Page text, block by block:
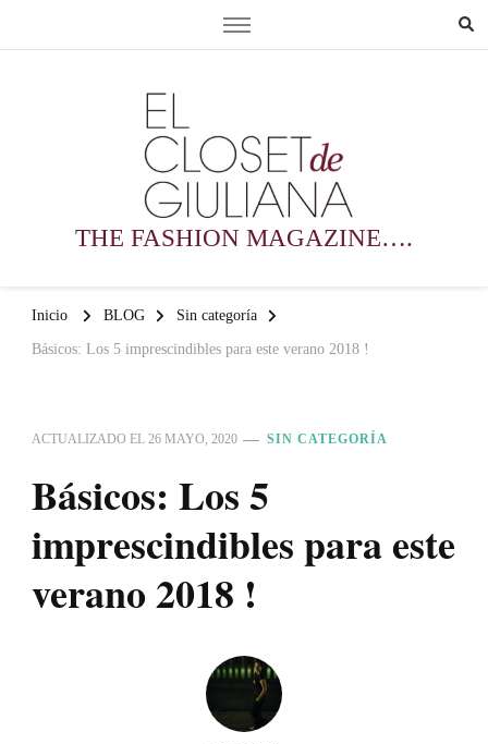
THE FASHION MAGAZINE….
Inicio BLOG Sin categoría
Básicos: Los 5 imprescindibles para este verano 2018 !
ACTUALIZADO EL 26 MAYO, 2020 SIN CATEGORÍA
Básicos: Los 5
imprescindibles para este
verano 2018 !